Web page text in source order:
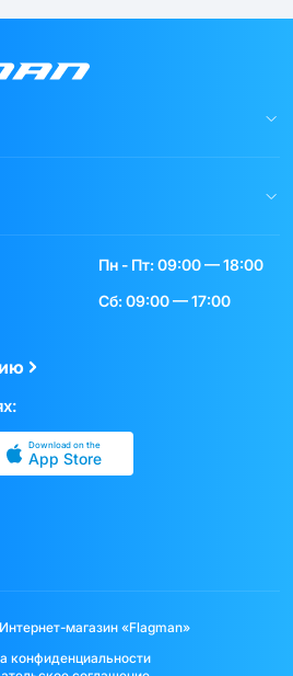
Пн - Пт: 09:00 — 18:00
Сб: 09:00 — 17:00
Download on the
App Store
магазин «Flagman»
конфиденциальности